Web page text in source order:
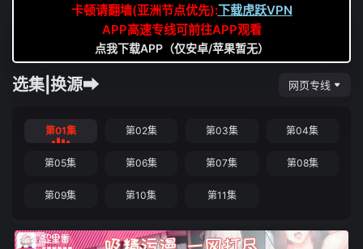
卡顿请翻墙(亚洲节点优先):下载虎跃VPN
APP高速专线可前往APP观看
点我下载APP（仅安卓/苹果暂无）
选集|换源➡ 网页专线
第01集 第02集 第03集 第04集
第05集 第06集 第07集 第08集
第09集 第10集 第11集